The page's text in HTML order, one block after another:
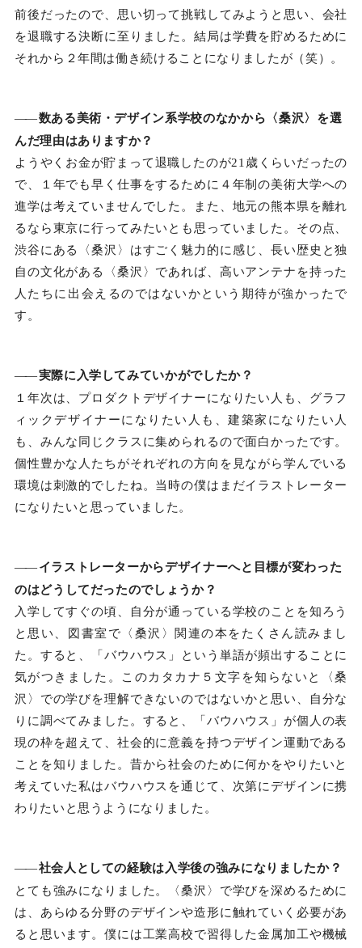
前後だったので、思い切って挑戦してみようと思い、会社
を退職する決断に至りました。結局は学費を貯めるために
それから２年間は働き続けることになりましたが（笑）。
―― 数ある美術・デザイン系学校のなかから〈桑沢〉を選
んだ理由はありますか？
ようやくお金が貯まって退職したのが21歳くらいだったの
で、１年でも早く仕事をするために４年制の美術大学への
進学は考えていませんでした。また、地元の熊本県を離れ
るなら東京に行ってみたいとも思っていました。その点、
渋谷にある〈桑沢〉はすごく魅力的に感じ、長い歴史と独
自の文化がある〈桑沢〉であれば、高いアンテナを持った
人たちに出会えるのではないかという期待が強かったで
す。
―― 実際に入学してみていかがでしたか？
１年次は、プロダクトデザイナーになりたい人も、グラフ
ィックデザイナーになりたい人も、建築家になりたい人
も、みんな同じクラスに集められるので面白かったです。
個性豊かな人たちがそれぞれの方向を見ながら学んでいる
環境は刺激的でしたね。当時の僕はまだイラストレーター
になりたいと思っていました。
―― イラストレーターからデザイナーへと目標が変わった
のはどうしてだったのでしょうか？
入学してすぐの頃、自分が通っている学校のことを知ろう
と思い、図書室で〈桑沢〉関連の本をたくさん読みまし
た。すると、「バウハウス」という単語が頻出することに
気がつきました。このカタカナ５文字を知らないと〈桑
沢〉での学びを理解できないのではないかと思い、自分な
りに調べてみました。すると、「バウハウス」が個人の表
現の枠を超えて、社会的に意義を持つデザイン運動である
ことを知りました。昔から社会のために何かをやりたいと
考えていた私はバウハウスを通じて、次第にデザインに携
わりたいと思うようになりました。
―― 社会人としての経験は入学後の強みになりましたか？
とても強みになりました。〈桑沢〉で学びを深めるために
は、あらゆる分野のデザインや造形に触れていく必要があ
ると思います。僕には工業高校で習得した金属加工や機械